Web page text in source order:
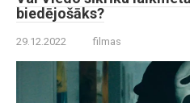
biedējošāks?
29.12.2022 filmas